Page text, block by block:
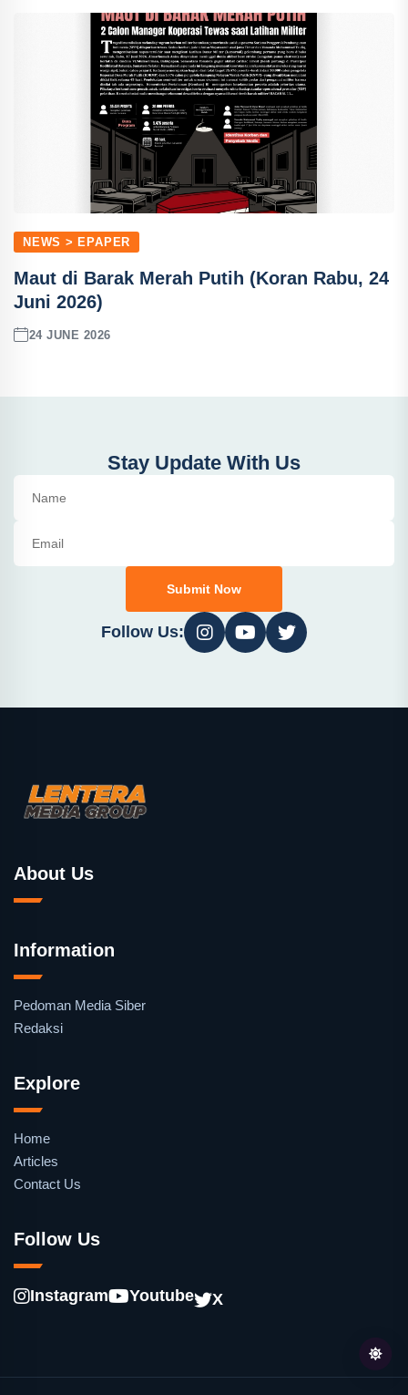
NEWS > EPAPER
Maut di Barak Merah Putih (Koran Rabu, 24
Juni 2026)
24 JUNE 2026
Stay Update With Us
Submit Now
Follow Us:
About Us
Information
Pedoman Media Siber
Redaksi
Explore
Home
Articles
Contact Us
Follow Us
Instagram Youtube X